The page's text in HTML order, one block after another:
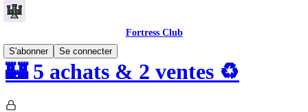
Fortress Club
S'abonner
Se connecter
🏰 5 achats & 2 ventes ♻️